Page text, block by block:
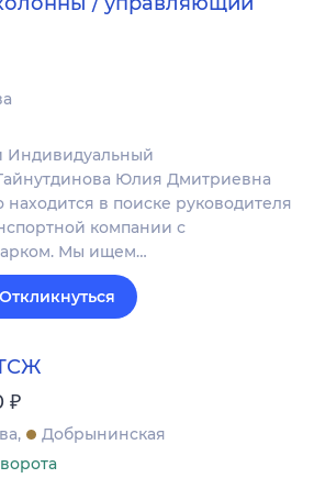
Индивидуальный
Юлия Дмитриевна
находится в поиске руководителя
компании с
Мы ищем…
Откликнуться
₽
Добрынинская